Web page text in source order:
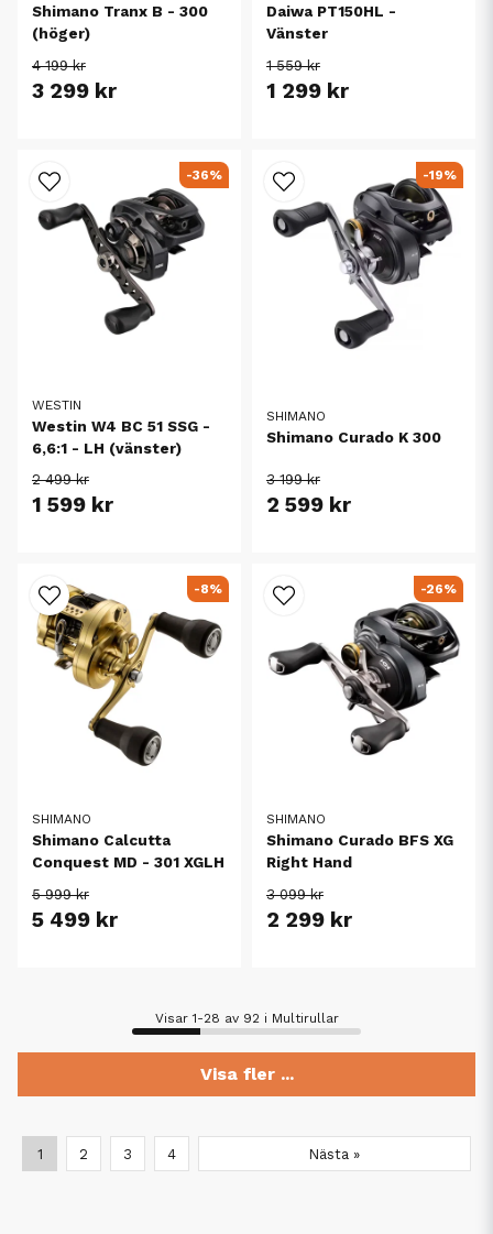
Shimano Tranx B - 300
(höger)
4 199 kr
3 299 kr
Daiwa PT150HL -
Vänster
1 559 kr
1 299 kr
WESTIN
Westin W4 BC 51 SSG -
6,6:1 - LH (vänster)
2 499 kr
1 599 kr
-36%
SHIMANO
Shimano Curado K 300
3 199 kr
2 599 kr
-19%
SHIMANO
Shimano Calcutta
Conquest MD - 301 XGLH
5 999 kr
5 499 kr
-8%
SHIMANO
Shimano Curado BFS XG
Right Hand
3 099 kr
2 299 kr
-26%
Visar 1-28 av 92 i Multirullar
Visa fler ...
1 2 3 4 Nästa »